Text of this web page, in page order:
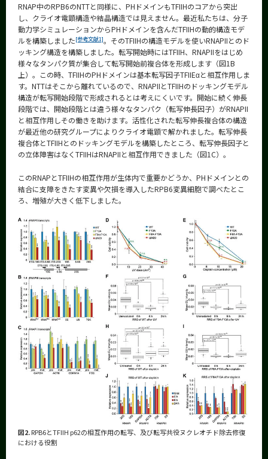
RNAP中のRPB6のNTTと同様に、PHドメインもTFIIHのコアから突出
し、クライオ電顕構造や結晶構造では見えません。最近私たちは、分子
動力学シミュレーションからPHドメインを含んだTFIIHの動的構造モデ
ルを構築しました[参考文献1]。そのTFIIHの構造モデルを使いRNAPIIとのド
ッキング構造を構築しました。転写開始時にはTFIIH、RNAPIIをはじめ
様々なタンパク質が集合して転写開始前複合体を形成します（図1B
上）。この時、TFIIHのPHドメインは基本転写因子TFIIEαと相互作用しま
す。NTTはそこから離れているので、RNAPIIとTFIIHのドッキングモデル
構造が転写開始段階で形成されるとは考えにくいです。開始に続く伸長
段階では、開始段階とは違う様々なタンパク（転写伸長因子）がRNAPII
と相互作用しその働きを助けます。活性化された転写伸長複合体の構造
が最近他の研究グループによりクライオ電顕で解かれました。転写伸長
複合体とTFIIHとのドッキングモデルを構築したところ、転写伸長因子と
の立体障害はなくTFIIHはRNAPIIと相互作用できました（図1C）。
このRNAPとTFIIHの相互作用が生体内で重要かどうか、PHドメインとの
結合に支障をきたす変異や欠損を導入したRPB6変異細胞で調べたとこ
ろ、増殖が大きく低下しました。
図2.RPB6とTFIIH p62の相互作用の転写、及び転写共役ヌクレオチド除去修復
における役割